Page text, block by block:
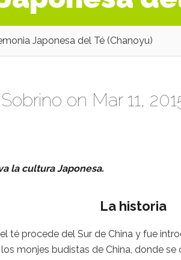
Japonesa del Té (Chanoyu)
on Mar 11,
la cultura Japonesa.
La historia
té procede del Sur de China y fue
monjes budistas de China, donde se